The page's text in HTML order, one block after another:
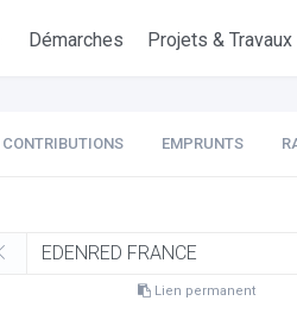
Démarches Projets & Travaux
CONTRIBUTIONS EMPRUNTS
Lien permanent